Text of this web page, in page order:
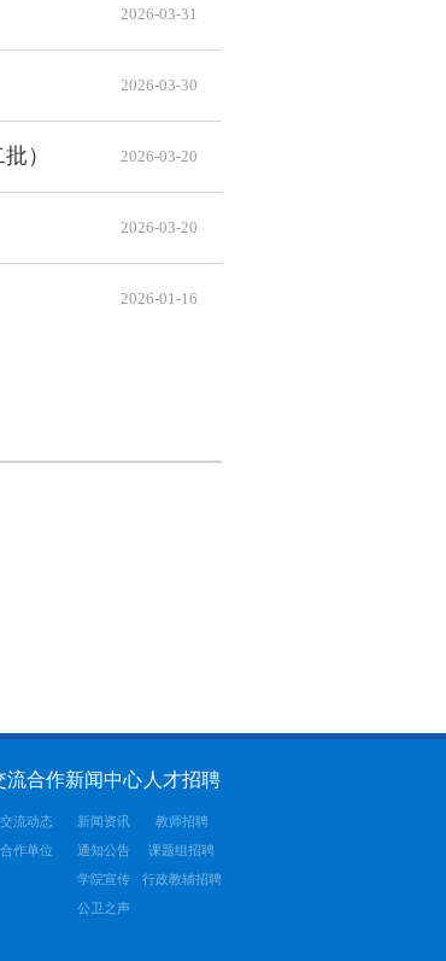
2026-03-31
2026-03-30
） 2026-03-20
2026-03-20
2026-01-16
流合作
交流动态
合作单位
新闻中心
新闻资讯
通知公告
学院宣传
公卫之声
人才招聘
教师招聘
课题组招聘
行政教辅招聘